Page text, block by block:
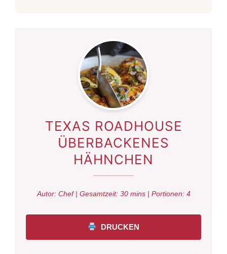
TEXAS ROADHOUSE
ÜBERBACKENES
HÄHNCHEN
Autor: Chef| Gesamtzeit: 30 mins| Portionen: 4
DRUCKEN